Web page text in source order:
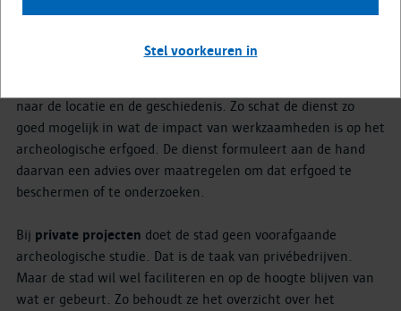
Wat doet archeologie?
naar de locatie en de geschiedenis. Zo schat de dienst zo
goed mogelijk in wat de impact van werkzaamheden is op het
archeologische erfgoed. De dienst formuleert aan de hand
daarvan een advies over maatregelen om dat erfgoed te
beschermen of te onderzoeken.
Bij private projecten doet de stad geen voorafgaande
archeologische studie. Dat is de taak van privébedrijven.
Maar de stad wil wel faciliteren en op de hoogte blijven van
wat er gebeurt. Zo behoudt ze het overzicht over het
Stel voorkeuren in